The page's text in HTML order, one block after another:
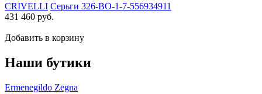
CRIVELLI Серьги 326-BO-1-7-556934911
431 460 руб.
Добавить в корзину
Наши бутики
Ermenegildo Zegna